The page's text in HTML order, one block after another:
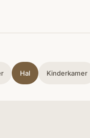
Hal Kinderkamer